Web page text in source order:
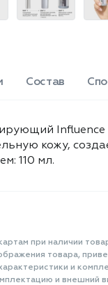
Состав
кожу,
110 мл.
при наличии
товара,
и
и